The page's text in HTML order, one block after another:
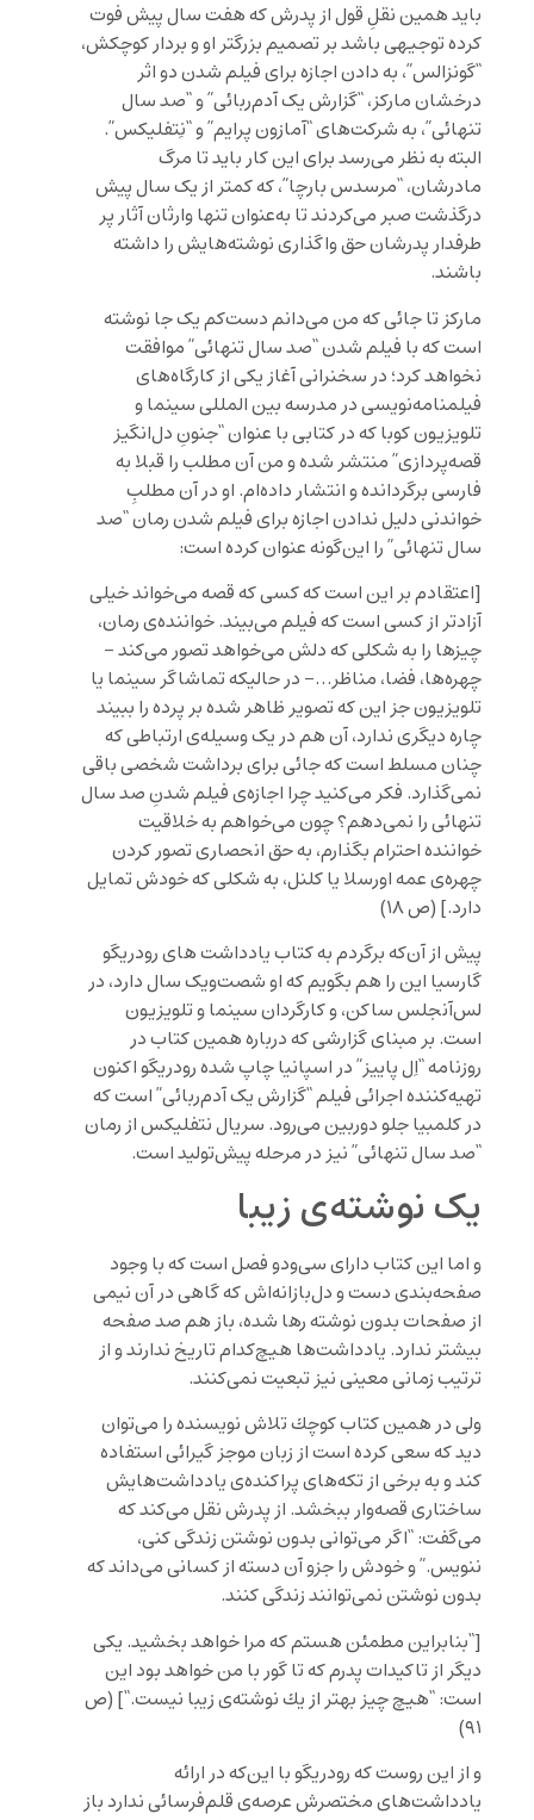
باید همین نقلِ قول از پدرش که هفت سال پیش فوت
کرده توجیهی باشد بر تصمیم بزرگتر او و بردار کوچکش،
“گونزالس”، به دادن اجازه برای فیلم شدن دو اثر
درخشان مارکز، “گزارش یک آدم‌ربائی” و “صد سال
تنهائی”، به شرکت‌های “آمازون پرایم” و “نِتفلیکس”.
البته به نظر می‌رسد برای این کار باید تا مرگ
مادرشان، “مرسدس بارچا”، که کمتر از یک سال پیش
درگذشت صبر می‌کردند تا به‌عنوان تنها وارثان آثار پر
طرفدار پدرشان حق واگذاری نوشته‌هایش را داشته
باشند.
مارکز تا جائی که من می‌دانم دست‌کم یک جا نوشته
است که با فیلم شدن “صد سال تنهائی” موافقت
نخواهد کرد؛ در سخنرانی آغاز یکی از کارگاه‌های
فیلمنامه‌نویسی در مدرسه بين المللى سینما و
تلویزیون کوبا که در کتابی با عنوان “جنونِ دل‌انگیز
قصه‌پردازی” منتشر شده و من آن مطلب را قبلا به
فارسی برگردانده و انتشار داده‌ام. او در آن مطلبِ
خواندنی دلیل ندادن اجازه برای فیلم شدن رمان “صد
سال تنهائی” را این‌گونه عنوان کرده است:
[اعتقادم بر اين است كه كسى كه قصه مىخواند خيلى
آزادتر از كسى است كه فيلم مىبيند. خوانندهى رمان،
چيزها را به شكلى كه دلش مىخواهد تصور مىكند –
چهرهها، فضا، مناظر…- در حاليكه تماشاگر سينما يا
تلويزيون جز اين كه تصوير ظاهر شده بر پرده را ببيند
چاره ديگرى ندارد، آن هم در یک وسیلهی ارتباطی كه
چنان مسلط است كه جائى براى برداشت شخصى باقی
نمىگذارد. فكر مىكنيد چرا اجازهى فيلم شدنِ صد سال
تنهائى را نمىدهم؟ چون مىخواهم به خلاقيت
خواننده احترام بگذارم، به حق انحصارى تصور كردن
چهرهى عمه اورسلا يا كلنل، به شكلى كه خودش تمايل
دارد.] (ص ١٨)
پیش از آن‌که برگردم به کتاب يادداشت هاى رودریگو
گارسیا این را هم بگویم که او شصت‌ویک سال دارد، در
لس‌آنجلس ساکن، و کارگردان سینما و تلویزیون
است. بر مبنای گزارشی که درباره همین کتاب در
روزنامه “اِل پاییز” در اسپانیا چاپ شده رودریگو اکنون
تهیه‌کننده اجرائی فیلم “گزارش یک آدم‌ربائی” است که
در کلمبیا جلو دوربین می‌رود. سریال نتفلیکس از رمان
“صد سال تنهائی” نيز در مرحله پیش‌تولید است.
یک نوشته‌ی زیبا
و اما این كتاب داراى سى‌ودو فصل است كه با وجود
صفحه‌بندى دست‌ و دل‌بازانه‌اش كه گاهى در آن نيمى
از صفحات بدون نوشته رها شده، باز هم صد صفحه
بيشتر ندارد. یادداشت‌ها هیچ‌کدام تاریخ ندارند و از
ترتیب زمانی معینی نیز تبعیت نمی‌کنند.
ولى در همين كتاب كوچك تلاش نويسنده را مى‌توان
ديد كه سعى كرده است از زبان موجز گیرائی استفاده
کند و به برخى از تكه‌هاى پراكنده‌ى يادداشت‌هايش
ساختارى قصه‌وار ببخشد. از پدرش نقل مى‌كند كه
مى‌گفت: “اگر مىتوانى بدون نوشتن زندگى كنى،
ننويس.” و خودش را جزو آن دسته از كسانى مى‌داند كه
بدون نوشتن نمى‌توانند زندگى كنند.
[“بنابراين مطمئن هستم كه مرا خواهد بخشيد. يكى
ديگر از تاكيدات پدرم كه تا گور با من خواهد بود اين
است: “هيچ چيز بهتر از يك نوشتهی زيبا نيست.“] (ص
٩١)
و از این روست که رودریگو با اين‌كه در ارائه
یادداشت‌های مختصرش عرصه‌ی قلم‌فرسائی ندارد باز